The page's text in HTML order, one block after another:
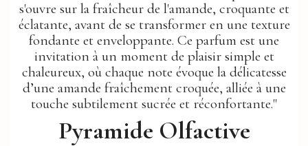
s'ouvre sur la fraîcheur de l'amande, croquante et
éclatante, avant de se transformer en une texture
fondante et enveloppante. Ce parfum est une
invitation à un moment de plaisir simple et
chaleureux, où chaque note évoque la délicatesse
d’une amande fraîchement croquée, alliée à une
touche subtilement sucrée et réconfortante."
Pyramide Olfactive